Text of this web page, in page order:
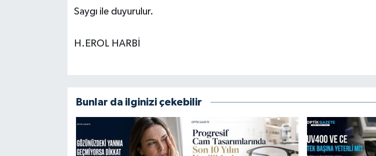
Saygı ile duyurulur.
H.EROL HARBİ
Bunlar da ilginizi çekebilir